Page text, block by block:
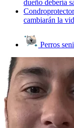
dueño debería
cambiarán la
Perros